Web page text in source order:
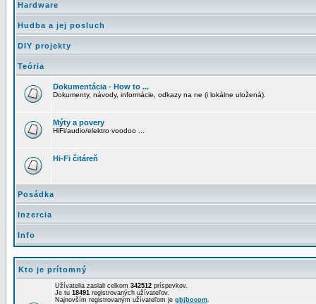
Hardware
Hudba a jej posluch
DIY projekty
Teória
Dokumentácia - How to ...
Dokumenty, návody, informácie, odkazy na ne (i lokálne uložená).
Mýty a povery
HiFi/audio/elektro voodoo ...
Hi-Fi čitáreň
Posádka
Inzercia
Info
Kto je prítomný
Užívatelia zaslali celkom 342512 príspevkov.
Je tu 18491 registrovaných užívateľov.
Najnovším registrovaným užívateľom je gbjbocom.